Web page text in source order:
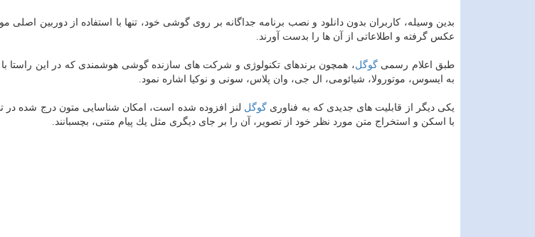
بدین وسیله، كاربران بدون دانلود و نصب برنامه جداگانه بر روی گوشی خود، تنها با استفاده از دوربین اصلی
عكس گرفته و اطلاعاتی از آن ها را بدست آورند.
طبق اعلام رسمیگوگل، همچون برندهای تكنولوژی و شركت های سازنده گوشی هوشمندی كه در این راستا با
به ایسوس، موتورولا، شیائومی، ال جی، وان پلاس، سونی و نوكیا اشاره نمود.
یكی دیگر از قابلیت های جدیدی كه به فناوری گوگل لنز افزوده شده است، امكان شناسایی متون درج شده در
با اسكن و استخراج متن مورد نظر خود از تصویر، آن را بر جای دیگری مثل یك پیام متنی، بچسبانند.